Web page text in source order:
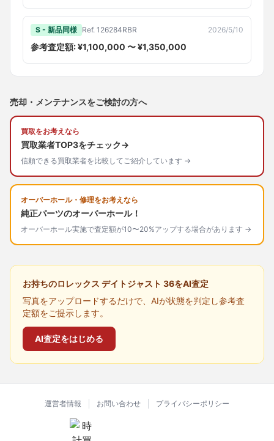
S - 新品同様 Ref. 126284RBR 2026/5/10
参考査定額: ¥1,100,000 〜 ¥1,350,000
売却・メンテナンスをご検討の方へ
買取をお考えなら
買取業者TOP3をチェック→
信頼できる買取業者を比較してご紹介しています →
オーバーホール・修理をお考えなら
純正パーツのオーバーホール！
オーバーホール実施で査定額が10〜20%アップする場合があります →
お持ちのロレックス デイトジャスト 36をAI査定
写真をアップロードするだけで、AIが状態を判定し参考査
定額をご提示します。
AI査定をはじめる
運営者情報 お問い合わせ プライバシーポリシー